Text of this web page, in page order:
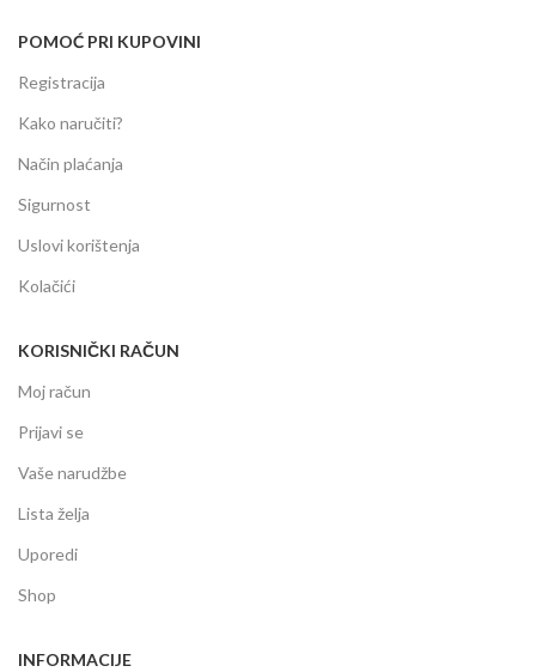
POMOĆ PRI KUPOVINI
Registracija
Kako naručiti?
Način plaćanja
Sigurnost
Uslovi korištenja
Kolačići
KORISNIČKI RAČUN
Moj račun
Prijavi se
Vaše narudžbe
Lista želja
Uporedi
Shop
INFORMACIJE